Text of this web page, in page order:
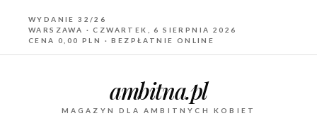
WYDANIE 32/26
WARSZAWA · CZWARTEK, 6 SIERPNIA 2026
CENA 0,00 PLN · BEZPŁATNIE ONLINE
ambitna.pl
MAGAZYN DLA AMBITNYCH KOBIET